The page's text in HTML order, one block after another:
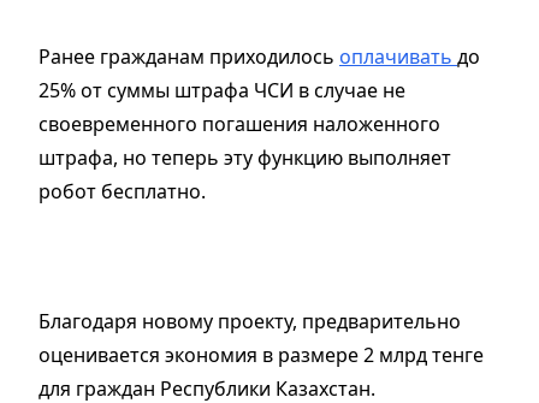
Ранее гражданам приходилось оплачивать до
25% от суммы штрафа ЧСИ в случае не
своевременного погашения наложенного
штрафа, но теперь эту функцию выполняет
робот бесплатно.
Благодаря новому проекту, предварительно
оценивается экономия в размере 2 млрд тенге
для граждан Республики Казахстан.